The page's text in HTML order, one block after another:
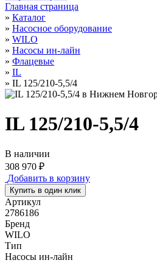
Главная страница
» Каталог
» Насосное оборудование
» WILO
» Насосы ин-лайн
» Флацевые
» IL
» IL 125/210-5,5/4
IL 125/210-5,5/4
В наличии
308 970 ₽
Добавить в корзину
Купить в один клик
Артикул
2786186
Бренд
WILO
Тип
Насосы ин-лайн